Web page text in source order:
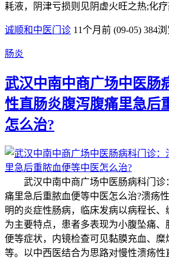
耗液，阴津亏损则见阴虚火旺之热;化
诚顺和中医门诊 11个月前 (09-05) 384浏
肠炎
武汉中南中商广场中医肠
性直肠炎腹泻腹痛里急后
怎么治?
武汉中南中商广场中医肠病科门诊
痛里急后重脓血便等中医怎么治?溃疡
明的炎症性肠病，临床发病以病程长
为主要特点，患者多表现为小腹坠痛、
便等症状，内镜检查可见黏膜充血、糜
等。以中西医结合为思路对慢性溃疡